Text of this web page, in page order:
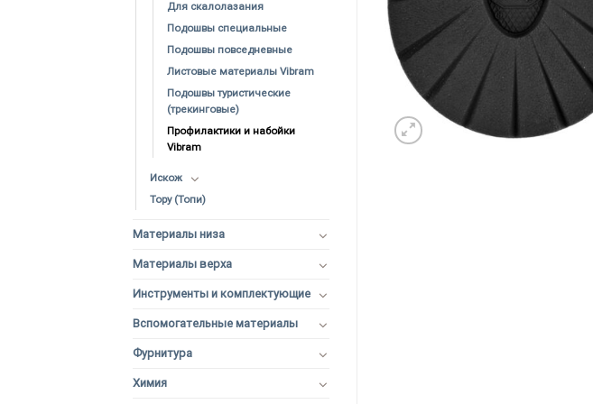
Для скалолазания
Подошвы специальные
Подошвы повседневные
Листовые материалы Vibram
Подошвы туристические
(трекинговые)
Профилактики и набойки
Vibram
Искож
Topy (Топи)
Материалы низа
Материалы верха
Инструменты и комплектующие
Вспомогательные материалы
Фурнитура
Химия